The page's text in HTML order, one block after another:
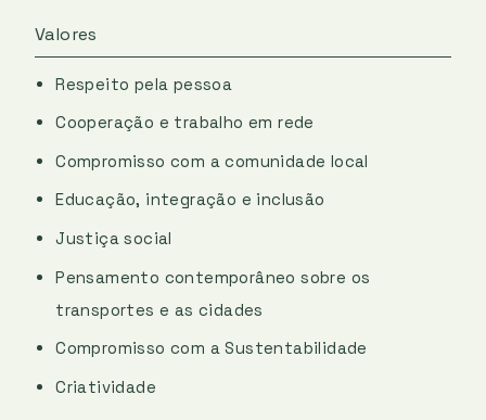
Valores
Respeito pela pessoa
Cooperação e trabalho em rede
Compromisso com a comunidade local
Educação, integração e inclusão
Justiça social
Pensamento contemporâneo sobre os
transportes e as cidades
Compromisso com a Sustentabilidade
Criatividade